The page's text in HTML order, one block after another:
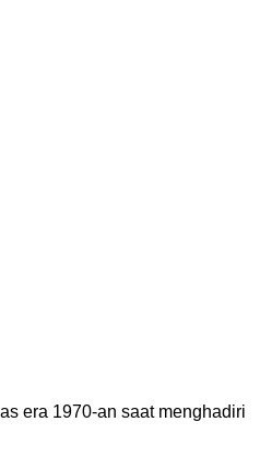
era 1970-an saat menghadiri